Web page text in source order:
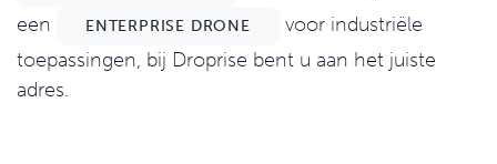
een
ENTERPRISE DRONE
voor industriële
toepassingen, bij Droprise bent u aan het juiste
adres.